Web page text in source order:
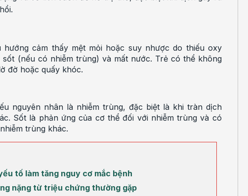
cảm thấy mệt mỏi hoặc suy nhược do thiếu oxy
(nếu có nhiễm trùng) và mất nước. Trẻ có thể không
đờ hoặc quấy khóc.
nguyên nhân là nhiễm trùng, đặc biệt là khi tràn dịch
Sốt là phản ứng của cơ thể đối với nhiễm trùng và có
trùng khác.
tố làm tăng nguy cơ mắc bệnh
nặng từ triệu chứng thường gặp